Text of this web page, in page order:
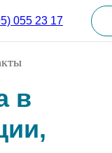
055 23 17
в